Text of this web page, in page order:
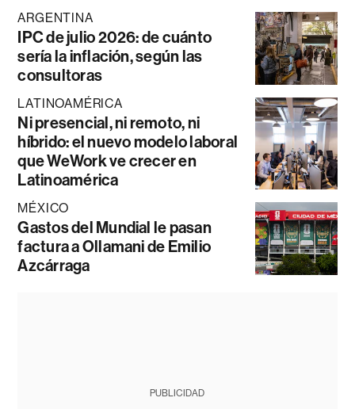
ARGENTINA
IPC de julio 2026: de cuánto
sería la inflación, según las
consultoras
LATINOAMÉRICA
Ni presencial, ni remoto, ni
híbrido: el nuevo modelo laboral
que WeWork ve crecer en
Latinoamérica
MÉXICO
Gastos del Mundial le pasan
factura a Ollamani de Emilio
Azcárraga
PUBLICIDAD